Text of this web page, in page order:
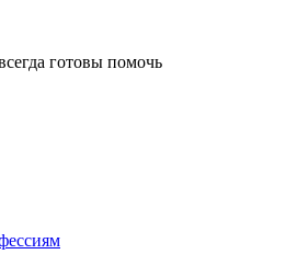
готовы помочь